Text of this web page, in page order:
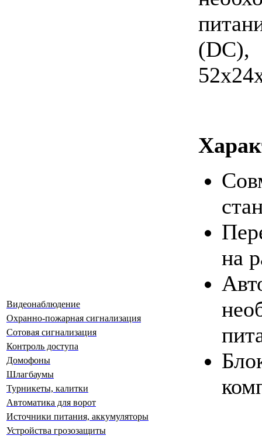
Видеонаблюдение
Охранно-пожарная сигнализация
Сотовая сигнализация
Контроль доступа
Домофоны
Шлагбаумы
Турникеты, калитки
Автоматика для ворот
Источники питания, аккумуляторы
Устройства грозозащиты
на